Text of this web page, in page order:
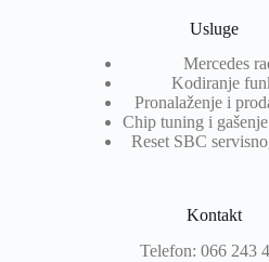
Usluge
Mercedes
Kodiranje
Pronalaženje i
Chip tuning i
Reset SBC
Kontakt
Telefon: 066 243